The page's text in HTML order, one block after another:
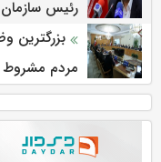
رئیس
بزرگترین
مردم